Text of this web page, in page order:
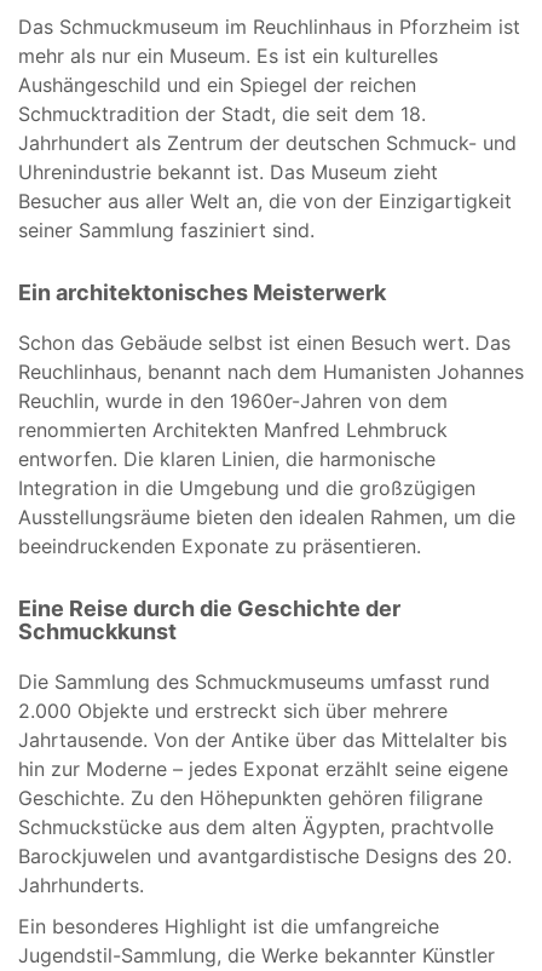
Das Schmuckmuseum im Reuchlinhaus in Pforzheim ist
mehr als nur ein Museum. Es ist ein kulturelles
Aushängeschild und ein Spiegel der reichen
Schmucktradition der Stadt, die seit dem 18.
Jahrhundert als Zentrum der deutschen Schmuck- und
Uhrenindustrie bekannt ist. Das Museum zieht
Besucher aus aller Welt an, die von der Einzigartigkeit
seiner Sammlung fasziniert sind.
Ein architektonisches Meisterwerk
Schon das Gebäude selbst ist einen Besuch wert. Das
Reuchlinhaus, benannt nach dem Humanisten Johannes
Reuchlin, wurde in den 1960er-Jahren von dem
renommierten Architekten Manfred Lehmbruck
entworfen. Die klaren Linien, die harmonische
Integration in die Umgebung und die großzügigen
Ausstellungsräume bieten den idealen Rahmen, um die
beeindruckenden Exponate zu präsentieren.
Eine Reise durch die Geschichte der
Schmuckkunst
Die Sammlung des Schmuckmuseums umfasst rund
2.000 Objekte und erstreckt sich über mehrere
Jahrtausende. Von der Antike über das Mittelalter bis
hin zur Moderne – jedes Exponat erzählt seine eigene
Geschichte. Zu den Höhepunkten gehören filigrane
Schmuckstücke aus dem alten Ägypten, prachtvolle
Barockjuwelen und avantgardistische Designs des 20.
Jahrhunderts.
Ein besonderes Highlight ist die umfangreiche
Jugendstil-Sammlung, die Werke bekannter Künstler